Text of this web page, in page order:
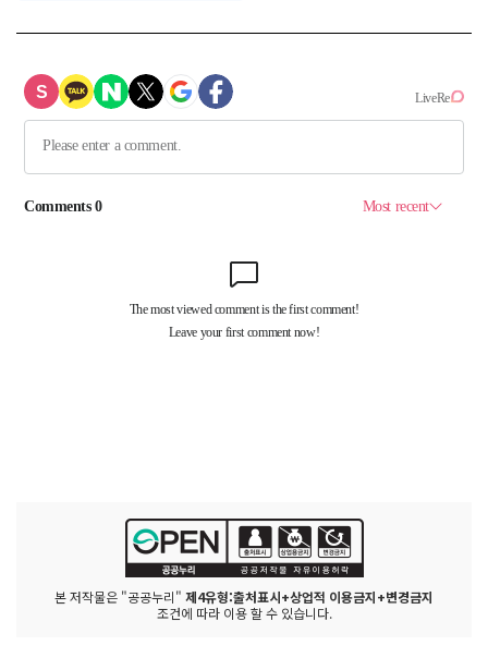
본 저작물은 "공공누리" 제4유형:출처표시+상업적 이용금지+변경금지
조건에 따라 이용 할 수 있습니다.